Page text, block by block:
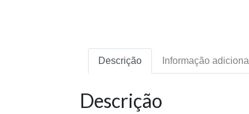
Descrição Informação adicional
Descrição